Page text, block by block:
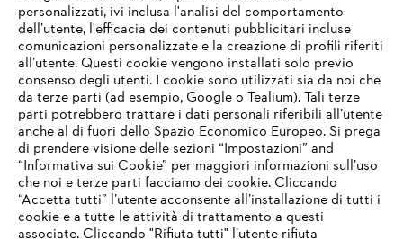
Informazioni per i fornitori
I prodotti
Contatto
Carriera
Sistema Whistleblower
personalizzati, ivi inclusa l'analisi del comportamento
dell’utente, l'efficacia dei contenuti pubblicitari incluse
comunicazioni personalizzate e la creazione di profili riferiti
all’utente. Questi cookie vengono installati solo previo
consenso degli utenti. I cookie sono utilizzati sia da noi che
da terze parti (ad esempio, Google o Tealium). Tali terze
parti potrebbero trattare i dati personali riferibili all’utente
anche al di fuori dello Spazio Economico Europeo. Si prega
di prendere visione delle sezioni “Impostazioni” and
“Informativa sui Cookie” per maggiori informazioni sull’uso
che noi e terze parti facciamo dei cookie. Cliccando
“Accetta tutti” l’utente acconsente all’installazione di tutti i
cookie e a tutte le attività di trattamento a questi
associate. Cliccando "Rifiuta tutti" l’utente rifiuta